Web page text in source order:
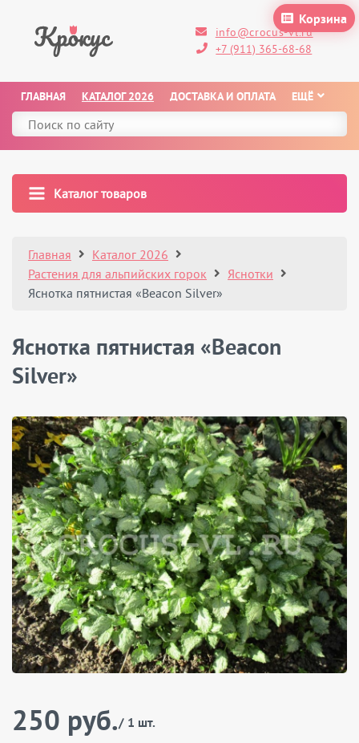
Корзина
info@crocus-vl.ru
+7 (911) 365-68-68
ГЛАВНАЯ КАТАЛОГ 2026 ДОСТАВКА И ОПЛАТА ЕЩЁ
Каталог товаров
Главная
Каталог 2026
Растения для альпийских горок
Яснотки
Яснотка пятнистая «Beacon Silver»
Яснотка пятнистая «Beacon
Silver»
250 руб./ 1 шт.